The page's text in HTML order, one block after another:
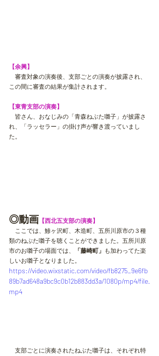
【余興】
審査対象の演奏後、支部ごとの演奏が披露され、
この間に審査の結果が集計されます。
【東青支部の演奏】
皆さん、おなじみの「青森ねぶた囃子」が披露さ
れ、「ラッセラー」の掛け声が響き渡っていまし
た。
◎動画 【西北五支部の演奏】
ここでは、鯵ヶ沢町、木造町、五所川原市の３種
類のねぶた囃子を聴くことができました。五所川原
市のお囃子の場面では、
「藤崎町」 も加わってた楽
しいお囃子となりました。
https://video.wixstatic.com/video/fb8275_9e6fb
89b7ad648a9bc9c0b12b883dd3a/1080p/mp4/file.
mp4
支部ごとに演奏されたねぶた囃子は、それぞれ特